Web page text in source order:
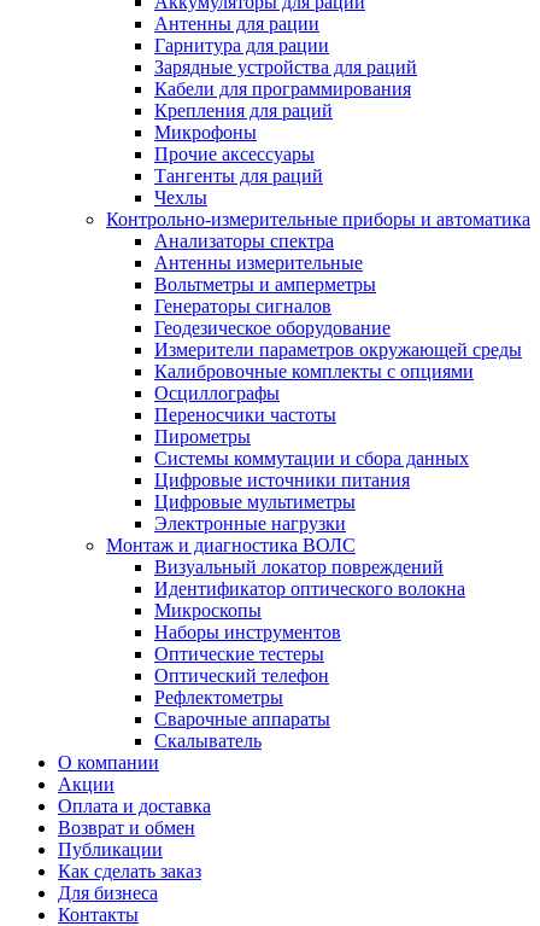
Антенны для рации
Гарнитура для рации
Зарядные устройства для раций
Кабели для программирования
Крепления для раций
Микрофоны
Прочие аксессуары
Тангенты для раций
Чехлы
Контрольно-измерительные приборы и автоматика
Анализаторы спектра
Антенны измерительные
Вольтметры и амперметры
Генераторы сигналов
Геодезическое оборудование
Измерители параметров окружающей среды
Калибровочные комплекты с опциями
Осциллографы
Переносчики частоты
Пирометры
Системы коммутации и сбора данных
Цифровые источники питания
Цифровые мультиметры
Электронные нагрузки
Монтаж и диагностика ВОЛС
Визуальный локатор повреждений
Идентификатор оптического волокна
Микроскопы
Наборы инструментов
Оптические тестеры
Оптический телефон
Рефлектометры
Сварочные аппараты
Скалыватель
О компании
Акции
Оплата и доставка
Возврат и обмен
Публикации
Как сделать заказ
Для бизнеса
Контакты